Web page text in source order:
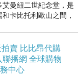
曼紐二世紀念堂，是
卡比托利歐山之間，
的第一位國
拍賣 比比昂代購
聯播網 全球購物
中心